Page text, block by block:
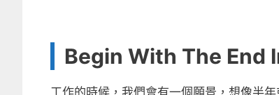
Begin With The End